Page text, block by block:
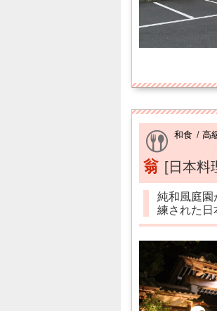
和食 / 高
翁 [日本料
純和風庭園
練された日